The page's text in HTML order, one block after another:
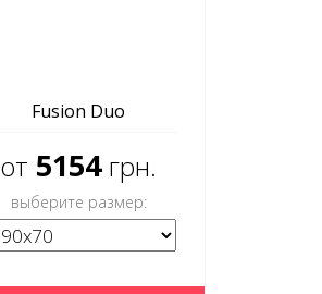
Fusion Duo
от 5154 грн.
выберите размер: